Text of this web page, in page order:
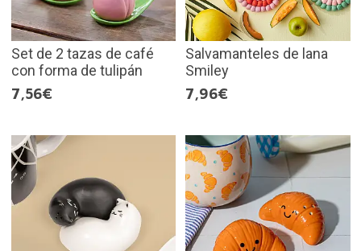
Set de 2 tazas de café
con forma de tulipán
7,56€
Salvamanteles de lana
Smiley
7,96€